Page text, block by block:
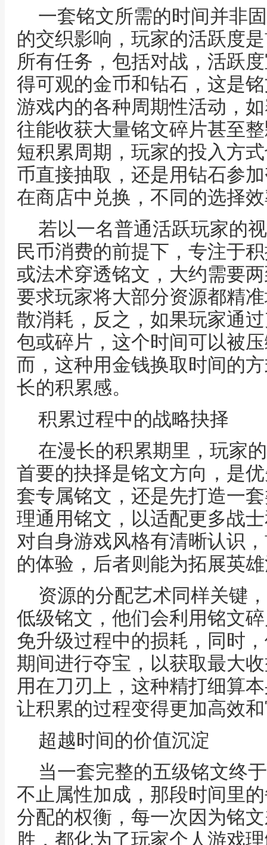
一套铭文所需的时间并非
的交织影响，玩家的活跃度
所有任务，包括对战，活跃
得可观的金币和钻石，这是
游戏内的各种周期性活动，
往能收获大量铭文碎片甚至
短积累周期，玩家的投入方
币直接抽取，还是用钻石参
在商店中兑换，不同的选择
若以一名普通活跃玩家的
民币消费的前提下，专注于
或法术穿透铭文，大约需要
要求玩家将大部分资源都精
散消耗，反之，如果玩家通
包或碎片，这个时间可以被
而，这种用金钱换取时间的
长的积累感。
积累过程中的战略抉择
在漫长的积累期里，玩家
首要的抉择是铭文方向，是
套专属铭文，还是先打造一
理通用铭文，以适配更多战
对自身游戏风格有清晰认识
的体验，后者则能为拓展英
资源的分配艺术同样关键
低级铭文，他们会利用铭文
免升级过程中的损耗，同时
期间进行夺宝，以获取最大
用在刀刃上，这种精打细算
让积累的过程变得更加高效
超越时间的价值沉淀
当一套完整的五级铭文终
不止属性加成，那段时间里
分配的权衡，每一次因为铭
胜，都化为了玩家个人游戏